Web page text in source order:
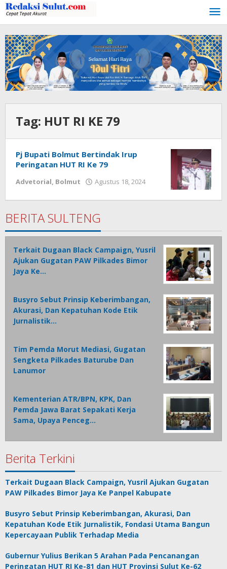
Lewati
ke
konten
Tag: HUT RI KE 79
Pj Bupati Bolmut Bertindak Irup
Peringatan HUT RI Ke 79
Advetorial, Bolmut Agustus 18, 2024
Babay
BERITA SULTENG
Terkait Dugaan Black Campaign, Yusril
Ajukan Gugatan PAW Pilkades Bimor
Jaya Ke…
Busyro Sebut Prinsip Keberimbangan,
Akurasi, Dan Kepatuhan Kode Etik
Jurnalistik…
Tim Pemda Morut Mediasi, Gugatan
Sengketa Pilkades Baturube Dan
Lanumor
Kementerian ATR/BPN, KPK, Dan
Pemda Jawa Barat Sepakati Kerja
Sama, Upaya Penceg…
Berita Terkini
Terkait Dugaan Black Campaign, Yusril Ajukan Gugatan
PAW Pilkades Bimor Jaya Ke Panpel Kabupate
Busyro Sebut Prinsip Keberimbangan, Akurasi, Dan
Kepatuhan Kode Etik Jurnalistik, Fondasi Utama Bangun
Kepercayaan Publik Terhadap Media
Gubernur Yulius Berikan 5 Arahan Pada Pencanangan
Peringatan HUT RI Ke-81 dan HUT Provinsi Sulut Ke-62